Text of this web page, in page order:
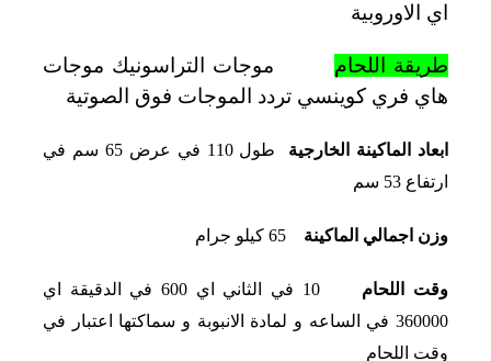
اي الاوروبية
طريقة اللحامموجات التراسونيك موجات
هاي فري كوينسي تردد الموجات فوق الصوتية
ابعاد الماكينة الخارجية
طول 110 في عرض 65 سم في
ارتفاع 53 سم
وزن اجمالي الماكينة 65 كيلو جرام
وقت اللحام
10 في الثاني اي 600 في الدقيقة اي
360000 في الساعه و لمادة الانبوبة و سماكتها اعتبار في
وقت اللحام